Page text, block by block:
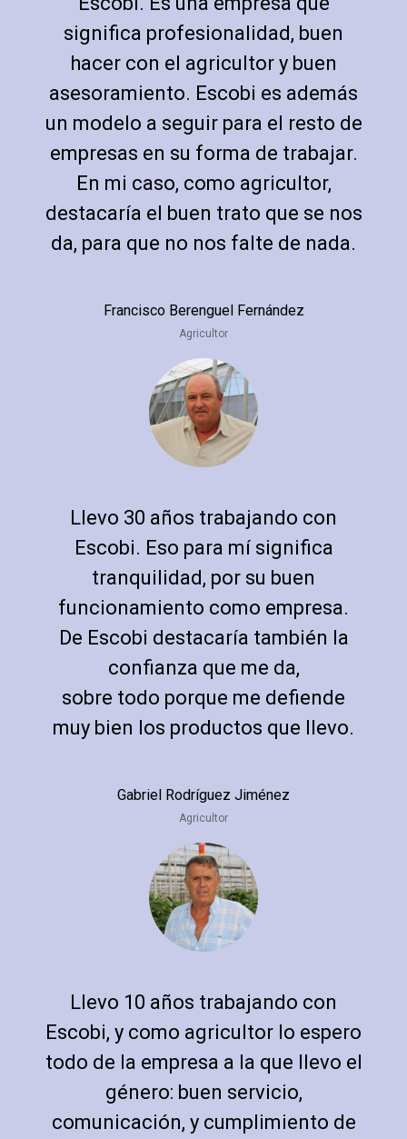
significa profesionalidad, buen
hacer con el agricultor y buen
asesoramiento. Escobi es además
un modelo a seguir para el resto de
empresas en su forma de trabajar.
En mi caso, como agricultor,
destacaría el buen trato que se nos
da, para que no nos falte de nada.
Francisco Berenguel Fernández
Agricultor
Llevo 30 años trabajando con
Escobi. Eso para mí significa
tranquilidad, por su buen
funcionamiento como empresa.
De Escobi destacaría también la
confianza que me da,
sobre todo porque me defiende
muy bien los productos que llevo.
Gabriel Rodríguez Jiménez
Agricultor
Llevo 10 años trabajando con
Escobi, y como agricultor lo espero
todo de la empresa a la que llevo el
género: buen servicio,
comunicación, y cumplimiento de